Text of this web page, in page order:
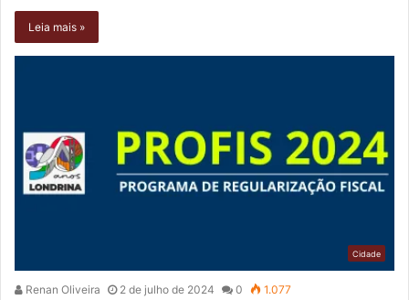
Leia mais »
Cidade
Renan Oliveira 2 de julho de 2024 0 1.077